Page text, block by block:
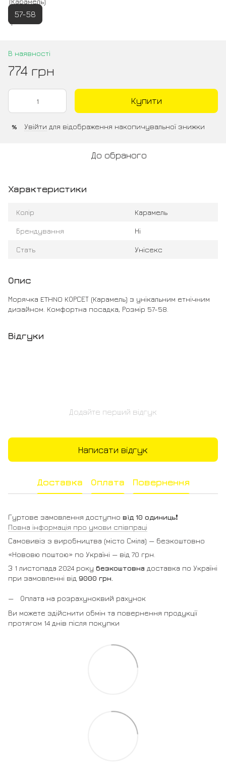
57-58
В наявності
774 грн
Купити
% Увійти для відображення накопичувальної знижки
До обраного
Характеристики
Колір Карамель
Брендування Ні
Стать Унісекс
Опис
Морячка ETHNO КОРСЕТ (Карамель) з унікальним етнічним
дизайном. Комфортна посадка, Розмір 57-58.
Відгуки
Додайте перший відгук
Написати відгук
Доставка Оплата Повернення
Гуртове замовлення доступно від 10 одиниць❗️
Повна інформація про умови співпраці
Самовивіз з виробництва (місто Сміла) — безкоштовно
«Нововю поштою» по Україні — від 70 грн.
З 1 листопада 2024 року безкоштовна доставка по Україні
при замовленні від 9000 грн.
Оплата на розрахуноквий рахунок
Ви можете здійснити обмін та повернення продукції
протягом 14 днів після покупки